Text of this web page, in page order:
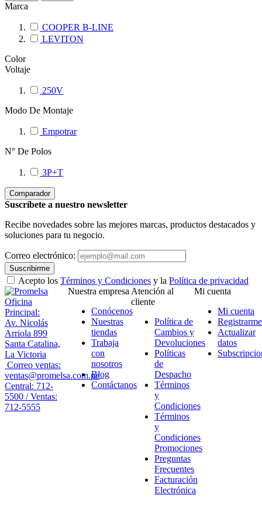
Marca
COOPER B-LINE
LEVITON
Color
Voltaje
250V
Modo De Montaje
Empotrar
N° De Polos
3P+T
Comparador
Suscríbete a nuestro newsletter
Recibe novedades sobre las mejores marcas, productos destacados y
soluciones para tu negocio.
Correo electrónico:
Suscribirme
Acepto los Términos y Condiciones y la Política de privacidad
Oficina
Principal:
Av. Nicolás
Arriola 899
Santa Catalina,
La Victoria
Correo ventas:
ventas@promelsa.com.pe
Central: 712-
5500 / Ventas:
712-5555
Nuestra empresa
Conócenos
Nuestras
tiendas
Trabaja
con
nosotros
Blog
Contáctanos
Atención al
cliente
Política de
Cambios y
Devoluciones
Políticas
de
Despacho
Términos
y
Condiciones
Términos
y
Condiciones
Promociones
Preguntas
Frecuentes
Facturación
Electrónica
Mi cuenta
Mi cuenta
Registrarme
Actualizar
datos